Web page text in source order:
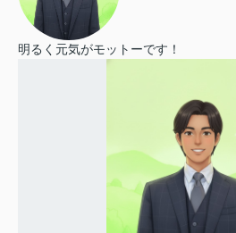
明るく元気がモットーです！